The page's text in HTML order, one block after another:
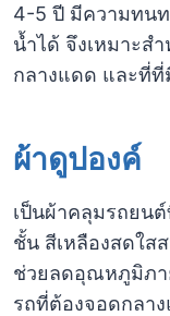
4-5 ปี มีความทน
น้ำได้ จึงเหมาะส
กลางแดด และที่
ผ้าดูปองค์
เป็นผ้าคลุมรถยน
ชั้น สีเหลืองสดใส
ช่วยลดอุณหภูมิภา
รถที่ต้องจอดกลา